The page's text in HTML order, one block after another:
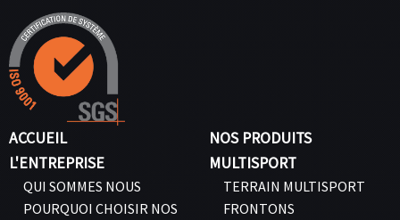
ACCUEIL
L'ENTREPRISE
QUI SOMMES NOUS
POURQUOI CHOISIR NOS
NOS PRODUITS
MULTISPORT
TERRAIN MULTISPORT
FRONTONS